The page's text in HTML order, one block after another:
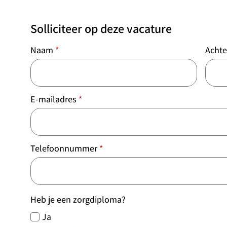
Solliciteer op deze vacature
Naam *
E-mailadres *
Telefoonnummer *
Heb je een zorgdiploma?
Ja